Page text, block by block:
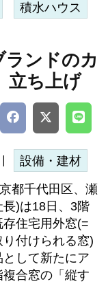
積水ハウス
ランドのカ
立ち上げ
設備・建材
都千代田区、瀬
長)は18日、3階
存住宅用外窓(=
付けられる窓)
して新たにア
複合窓の「縦す